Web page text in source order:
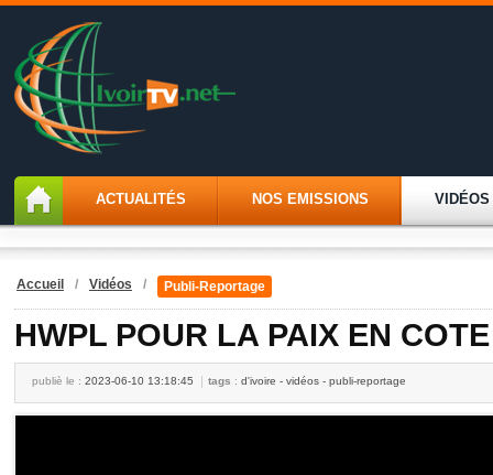
ACTUALITÉS NOS EMISSIONS VIDÉOS
Accueil / Vidéos / Publi-Reportage
HWPL POUR LA PAIX EN
publiè le : 2023-06-10 13:18:45 tags : d'ivoire - vidéos - publi-reportage